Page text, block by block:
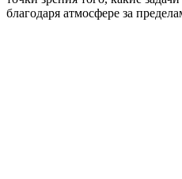
благодаря атмосфере за